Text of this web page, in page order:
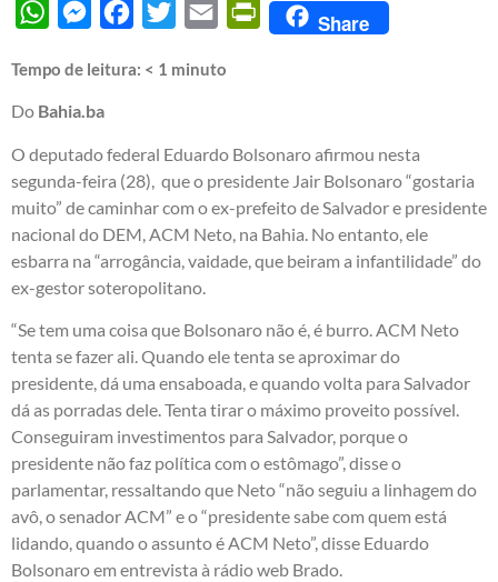
WhatsAppMessengerFacebook
Twitter Email PrintFriendly
Share
Tempo de leitura: < 1 minuto
Do Bahia.ba
O deputado federal Eduardo Bolsonaro afirmou nesta
segunda-feira (28), que o presidente Jair Bolsonaro “gostaria
muito” de caminhar com o ex-prefeito de Salvador e presidente
nacional do DEM, ACM Neto, na Bahia. No entanto, ele
esbarra na “arrogância, vaidade, que beiram a infantilidade” do
ex-gestor soteropolitano.
“Se tem uma coisa que Bolsonaro não é, é burro. ACM Neto
tenta se fazer ali. Quando ele tenta se aproximar do
presidente, dá uma ensaboada, e quando volta para Salvador
dá as porradas dele. Tenta tirar o máximo proveito possível.
Conseguiram investimentos para Salvador, porque o
presidente não faz política com o estômago”, disse o
parlamentar, ressaltando que Neto “não seguiu a linhagem do
avô, o senador ACM” e o “presidente sabe com quem está
lidando, quando o assunto é ACM Neto”, disse Eduardo
Bolsonaro em entrevista à rádio web Brado.